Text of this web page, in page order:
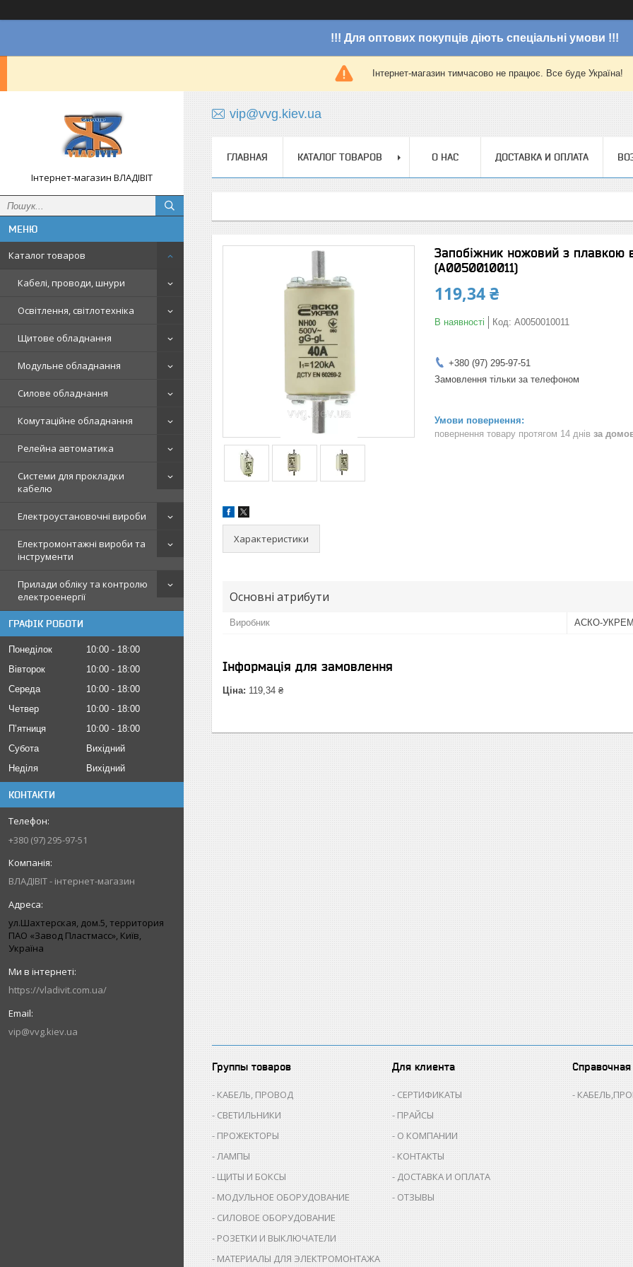
!!! Для оптових покупців діють спеціальні умови !!!
Інтернет-магазин тимчасово не працює. Все буде Україна!
Інтернет-магазин ВЛАДІВІТ
Каталог товаров
Кабелі, проводи, шнури
Освітлення, світлотехніка
Щитове обладнання
Модульне обладнання
Силове обладнання
Комутаційне обладнання
Релейна автоматика
Системи для прокладки
кабелю
Електроустановочні вироби
Електромонтажні вироби та
інструменти
Прилади обліку та контролю
електроенергії
ГРАФІК РОБОТИ
Понеділок 10:00
18:00
Вівторок
10:00
18:00
Середа
10:00
18:00
Четвер
10:00
18:00
Пʼятниця
10:00
18:00
Субота
Вихідний
Неділя
Вихідний
КОНТАКТИ
+380 (97) 295-97-51
ВЛАДІВІТ - інтернет-магазин
ул.Шахтерская, дом.5, территория
ПАО «Завод Пластмасс», Київ,
Україна
https://vladivit.com.ua/
vip@vvg.kiev.ua
vip@vvg.kiev.ua
ГЛАВНАЯ КАТАЛОГ ТОВАРОВ О НАС ДОСТАВКА И ОПЛАТА
Запобіжник ножовий з
(A0050010011)
119,34 ₴
В наявності Код: A0050010011
+380 (97) 295-97-51
Замовлення тільки за телефоном
повернення товару протягом 14 днів за
Характеристики
Основні атрибути
Виробник АСКО-УКРЕМ
Інформація для замовлення
Ціна: 119,34 ₴
Группы товаров
КАБЕЛЬ, ПРОВОД
СВЕТИЛЬНИКИ
ПРОЖЕКТОРЫ
ЛАМПЫ
ЩИТЫ И БОКСЫ
МОДУЛЬНОЕ ОБОРУДОВАНИЕ
СИЛОВОЕ ОБОРУДОВАНИЕ
РОЗЕТКИ И ВЫКЛЮЧАТЕЛИ
МАТЕРИАЛЫ ДЛЯ ЭЛЕКТРОМОНТАЖА
Для клиента
СЕРТИФИКАТЫ
ПРАЙСЫ
О КОМПАНИИ
КОНТАКТЫ
ДОСТАВКА И ОПЛАТА
ОТЗЫВЫ